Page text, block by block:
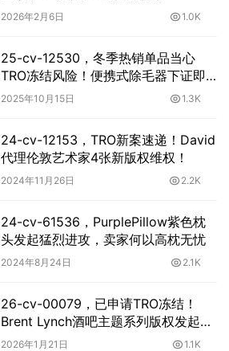
2026年2月6日 1.0K
25-cv-12530，冬季热销单品当心
TRO冻结风险！便携式除毛器下证即
维权
2025年10月15日 1.3K
24-cv-12153，TRO新案速递！David
代理伦敦艺术家4张新版权维权！
2024年11月26日 2.2K
24-cv-61536，PurplePillow紫色枕
头发起猛烈进攻，卖家何以高枕无忧
2024年8月24日 2.1K
26-cv-00079，已申请TRO冻结！
Brent Lynch酒吧主题系列版权发起维
权！
2026年1月21日 1.1K